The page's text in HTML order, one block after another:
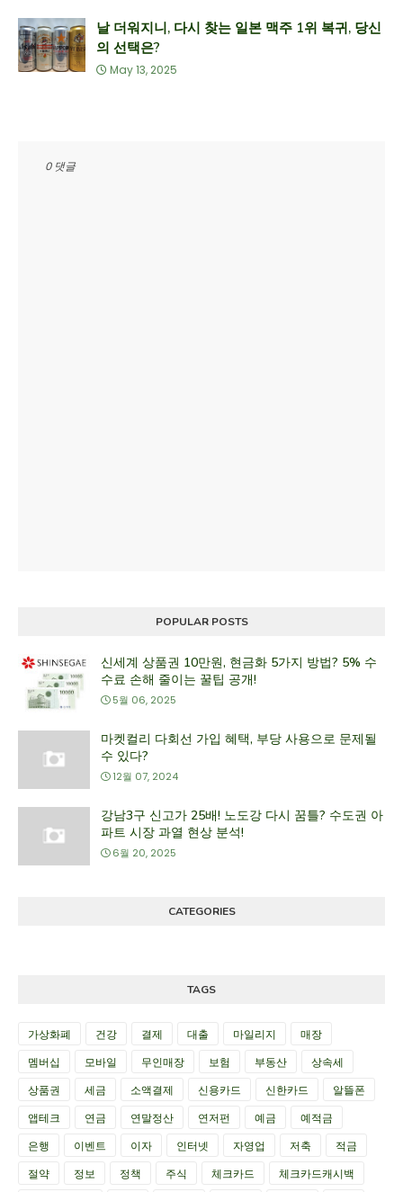
날 더워지니, 다시 찾는 일본 맥주 1위 복귀, 당신
의 선택은?
May 13, 2025
0 댓글
POPULAR POSTS
신세계 상품권 10만원, 현금화 5가지 방법? 5% 수
수료 손해 줄이는 꿀팁 공개!
5월 06, 2025
마켓컬리 다회선 가입 혜택, 부당 사용으로 문제될
수 있다?
12월 07, 2024
강남3구 신고가 25배! 노도강 다시 꿈틀? 수도권 아
파트 시장 과열 현상 분석!
6월 20, 2025
CATEGORIES
TAGS
가상화폐 건강 결제 대출 마일리지
매장
멤버십
모바일 무인매장 보험 부동산
상속세
상품권
세금 소액결제 신용카드 신한카드
알뜰폰
앱테크
연금 연말정산 연저펀 예금
예적금
은행
이벤트 이자 인터넷 자영업 저축
적금
절약
정보 정책 주식 체크카드
체크카드캐시백